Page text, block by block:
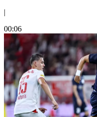
|
00:06